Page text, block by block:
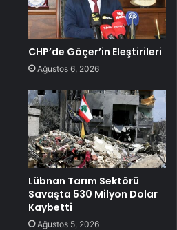
CHP’de Göçer’in Eleştirileri
Ağustos 6, 2026
Lübnan Tarım Sektörü
Savaşta 530 Milyon Dolar
Kaybetti
Ağustos 5, 2026